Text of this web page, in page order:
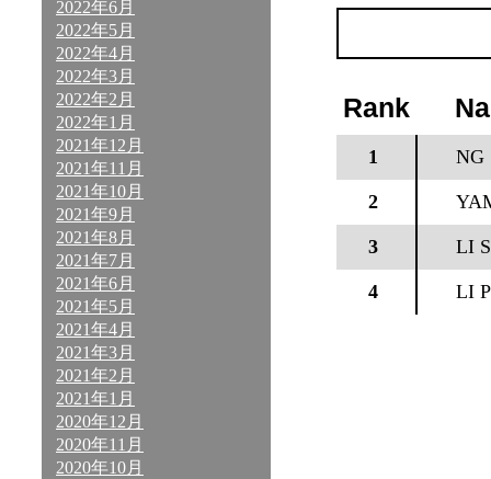
2022年6月
2022年5月
2022年4月
2022年3月
2022年2月
2022年1月
2021年12月
2021年11月
2021年10月
2021年9月
2021年8月
2021年7月
2021年6月
2021年5月
2021年4月
2021年3月
2021年2月
2021年1月
2020年12月
2020年11月
2020年10月
Rank
1 NG
2
3 LI
4 LI